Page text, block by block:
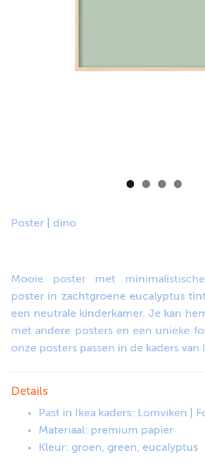
Poster | dino
Mooie poster met
poster in zachtgroene eucalyptus
een neutrale kinderkamer. Je kan
met andere posters en een unieke
onze posters passen in de kaders van
Details
Past in Ikea kaders: Lomviken |
Materiaal: premium papier
Kleur: groen, green, eucalyptus